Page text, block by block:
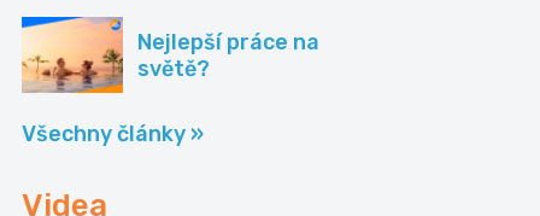
Nejlepší práce na
světě?
Všechny články »
Videa